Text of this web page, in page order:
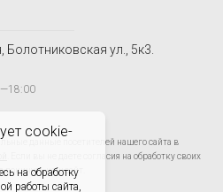
cookie-
на обработку
работы сайта,
ул., 5к3.
данные посетителей нашего сайта в
. Если вы не даете согласия на обработку своих
наш сайт.